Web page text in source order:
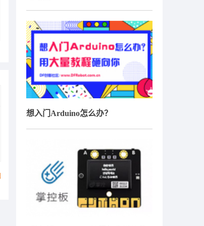
想入门Arduino怎么办？